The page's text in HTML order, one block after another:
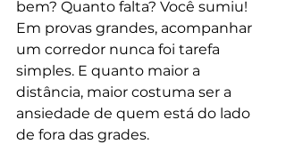
bem? Quanto falta? Você sumiu!
Em provas grandes, acompanhar
um corredor nunca foi tarefa
simples. E quanto maior a
distância, maior costuma ser a
ansiedade de quem está do lado
de fora das grades.